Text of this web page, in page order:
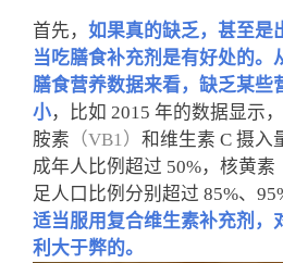
首先， 如果真的缺乏，甚至是
当吃膳食补充剂是有好处的。
膳食营养数据来看，缺乏某些
小，比如 2015 年的数据显示
胺素 （VB1） 和维生素 C 摄入
成年人比例超过 50%，核黄素
足人口比例分别超过 85%、
适当服用复合维生素补充剂，
利大于弊的。